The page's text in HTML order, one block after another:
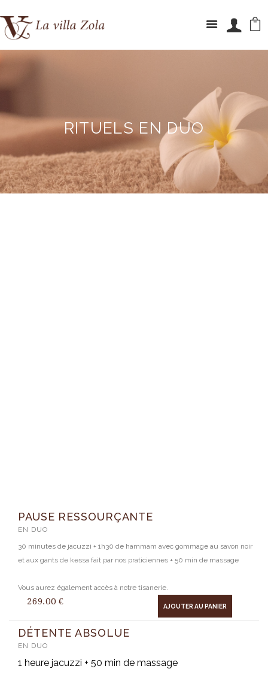
RITUELS EN DUO
PAUSE RESSOURÇANTE
EN DUO
30 minutes de jacuzzi + 1h30 de hammam avec gommage au savon noir
et aux gants de kessa fait par nos praticiennes + 50 min de massage
Vous aurez également accès à notre tisanerie.
269.00€ AJOUTER AU PANIER
DÉTENTE ABSOLUE
EN DUO
1 heure jacuzzi + 50 min de massage